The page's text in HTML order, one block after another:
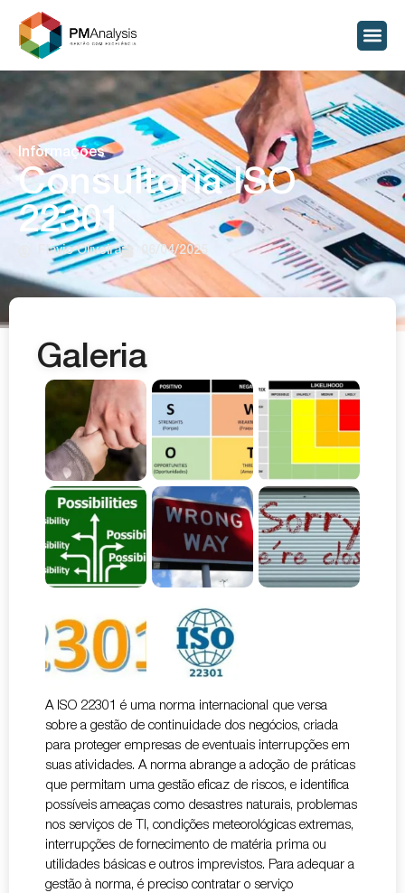
Informações
Consultoria ISO
22301
Flavio Oliveira 06/04/2025
Galeria
A ISO 22301 é uma norma internacional que versa
sobre a gestão de continuidade dos negócios, criada
para proteger empresas de eventuais interrupções em
suas atividades. A norma abrange a adoção de práticas
que permitam uma gestão eficaz de riscos, e identifica
possíveis ameaças como desastres naturais, problemas
nos serviços de TI, condições meteorológicas extremas,
interrupções de fornecimento de matéria prima ou
utilidades básicas e outros imprevistos. Para adequar a
gestão à norma, é preciso contratar o serviço